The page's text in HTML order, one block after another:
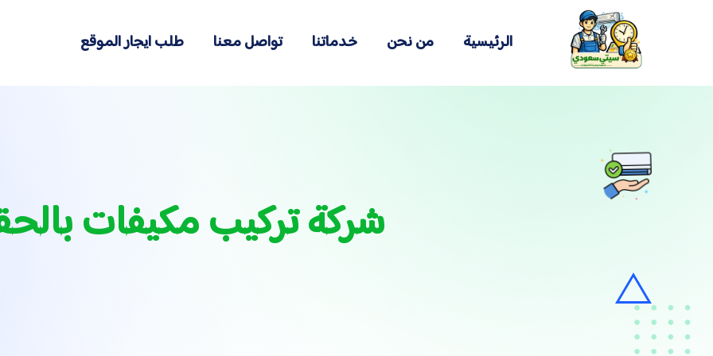
الرئيسية من نحن خدماتنا تواصل معنا طلب ايجار الموقع
شركة تركيب مكيفات